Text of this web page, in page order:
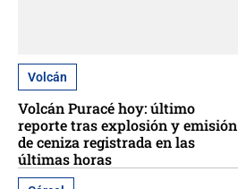
Volcán
Volcán Puracé hoy: último
reporte tras explosión y emisión
de ceniza registrada en las
últimas horas